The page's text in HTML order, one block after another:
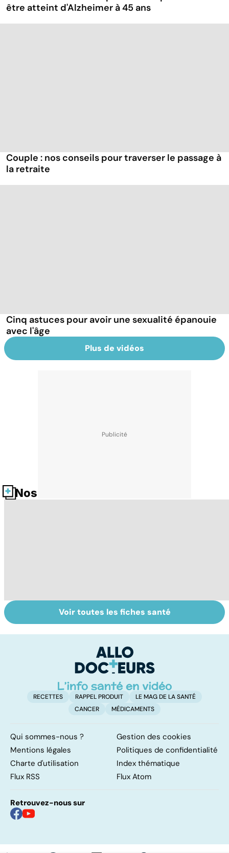
être atteint d'Alzheimer à 45 ans
Couple : nos conseils pour traverser le passage à
la retraite
Cinq astuces pour avoir une sexualité épanouie
avec l'âge
Plus de vidéos
Nos fiches santé
Le café : une
mine d'or pour
Faire du sport à
domicile, c'est
Voir toutes les fiches santé
RECETTES RAPPEL PRODUIT
LE MAG DE LA SANTÉ
CANCER
MÉDICAMENTS
Qui sommes-nous ?
Gestion des cookies
Mentions légales
Politiques de confidentialité
Charte d'utilisation
Index thématique
Flux RSS
Flux Atom
Retrouvez-nous sur